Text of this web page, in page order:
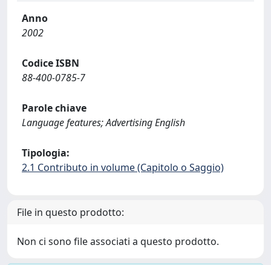
Anno
2002
Codice ISBN
88-400-0785-7
Parole chiave
Language features; Advertising English
Tipologia:
2.1 Contributo in volume (Capitolo o Saggio)
File in questo prodotto:
Non ci sono file associati a questo prodotto.